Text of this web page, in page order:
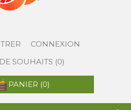
CONNEXION
SOUHAITS (0)
PANIER (0)